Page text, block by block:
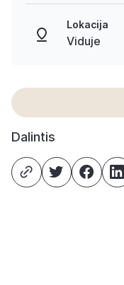
Lokacija
Viduje
Dalintis